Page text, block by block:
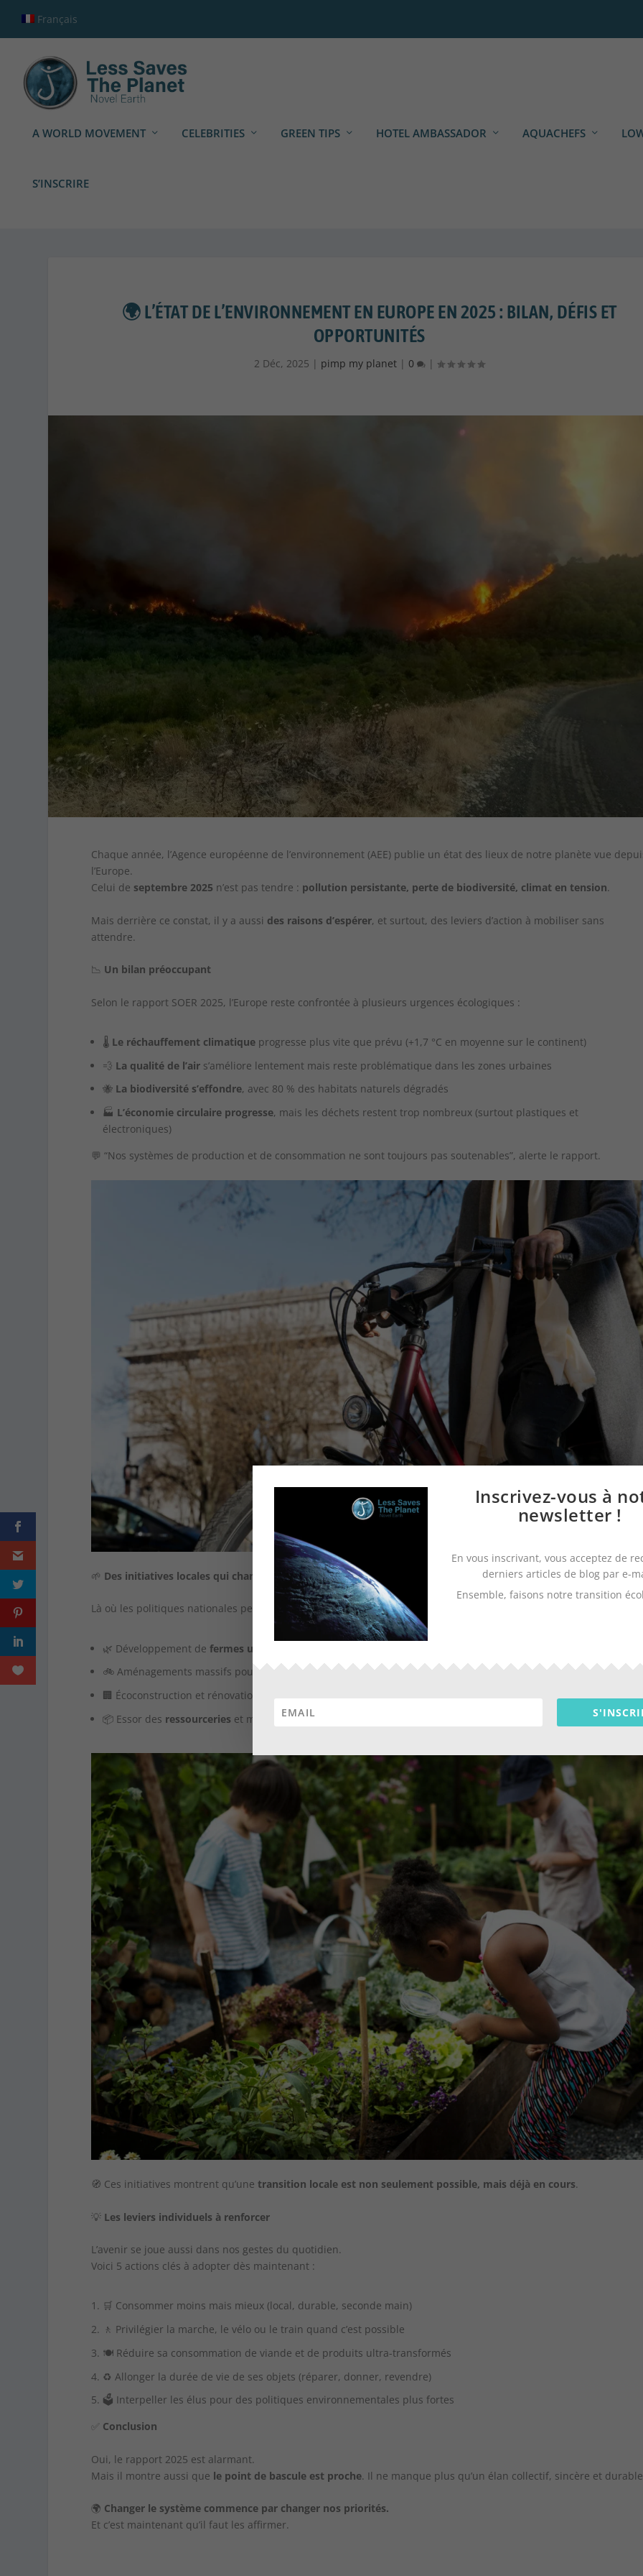
Français
A WORLD MOVEMENT CELEBRITIES GREEN TIPS HOTEL AMBASSADOR AQUACHEFS
S’INSCRIRE
🌍 L’ÉTAT DE L’ENVIRONNEMENT EN EUROPE EN 2025 : BILAN, DÉFIS ET
OPPORTUNITÉS
2 Déc, 2025 | pimp my planet | 0 |
Chaque année, l’Agence européenne de l’environnement (AEE) publie un état des lieux de notre planète vue
l’Europe.
Celui de septembre 2025 n’est pas tendre : pollution persistante, perte de biodiversité, climat en tension.
Mais derrière ce constat, il y a aussi des raisons d’espérer, et surtout, des leviers d’action à mobiliser sans
attendre.
📉 Un bilan préoccupant
Selon le rapport SOER 2025, l’Europe reste confrontée à plusieurs urgences écologiques :
🌡️ Le réchauffement climatique progresse plus vite que prévu (+1,7 °C en moyenne sur le continent)
💨 La qualité de l’air s’améliore lentement mais reste problématique dans les zones urbaines
🐝 La biodiversité s’effondre, avec 80 % des habitats naturels dégradés
🏭 L’économie circulaire progresse, mais les déchets restent trop nombreux (surtout plastiques et
électroniques)
💬 “Nos systèmes de production et de consommation ne sont toujours pas soutenables”, alerte le rapport.
🌱 Des initiatives locales qui changent la donne
Là où les politiques nationales peinent, les territoires s’organisent
🌿 Développement de fermes urbaines et circuits courts
🚲 Aménagements massifs pour les
🏢 Écoconstruction et rénovation énergétique accélérées dans plusieurs villes
📦 Essor des ressourceries et modèles de consommation “low-tech”
🧭 Ces initiatives montrent qu’une transition locale est non seulement possible, mais déjà en cours.
💡 Les leviers individuels à renforcer
L’avenir se joue aussi dans nos gestes du quotidien.
Voici 5 actions clés à adopter dès maintenant :
🛒 Consommer moins mais mieux (local, durable, seconde main)
🚶 Privilégier la marche, le vélo ou le train quand c’est possible
🍽️ Réduire sa consommation de viande et de produits ultra-transformés
♻️ Allonger la durée de vie de ses objets (réparer, donner, revendre)
🗳️ Interpeller les élus pour des politiques environnementales plus fortes
✅
Conclusion
Oui, le rapport 2025 est alarmant.
Mais il montre aussi que le point de bascule est proche. Il ne manque plus qu’un élan collectif, sincère et
🌍 Changer le système commence par changer nos priorités.
Et c’est maintenant qu’il faut les affirmer.
Inscrivez-vous à
newsletter !
En vous inscrivant, vous acceptez de
derniers articles de blog par e-
Ensemble, faisons notre transition